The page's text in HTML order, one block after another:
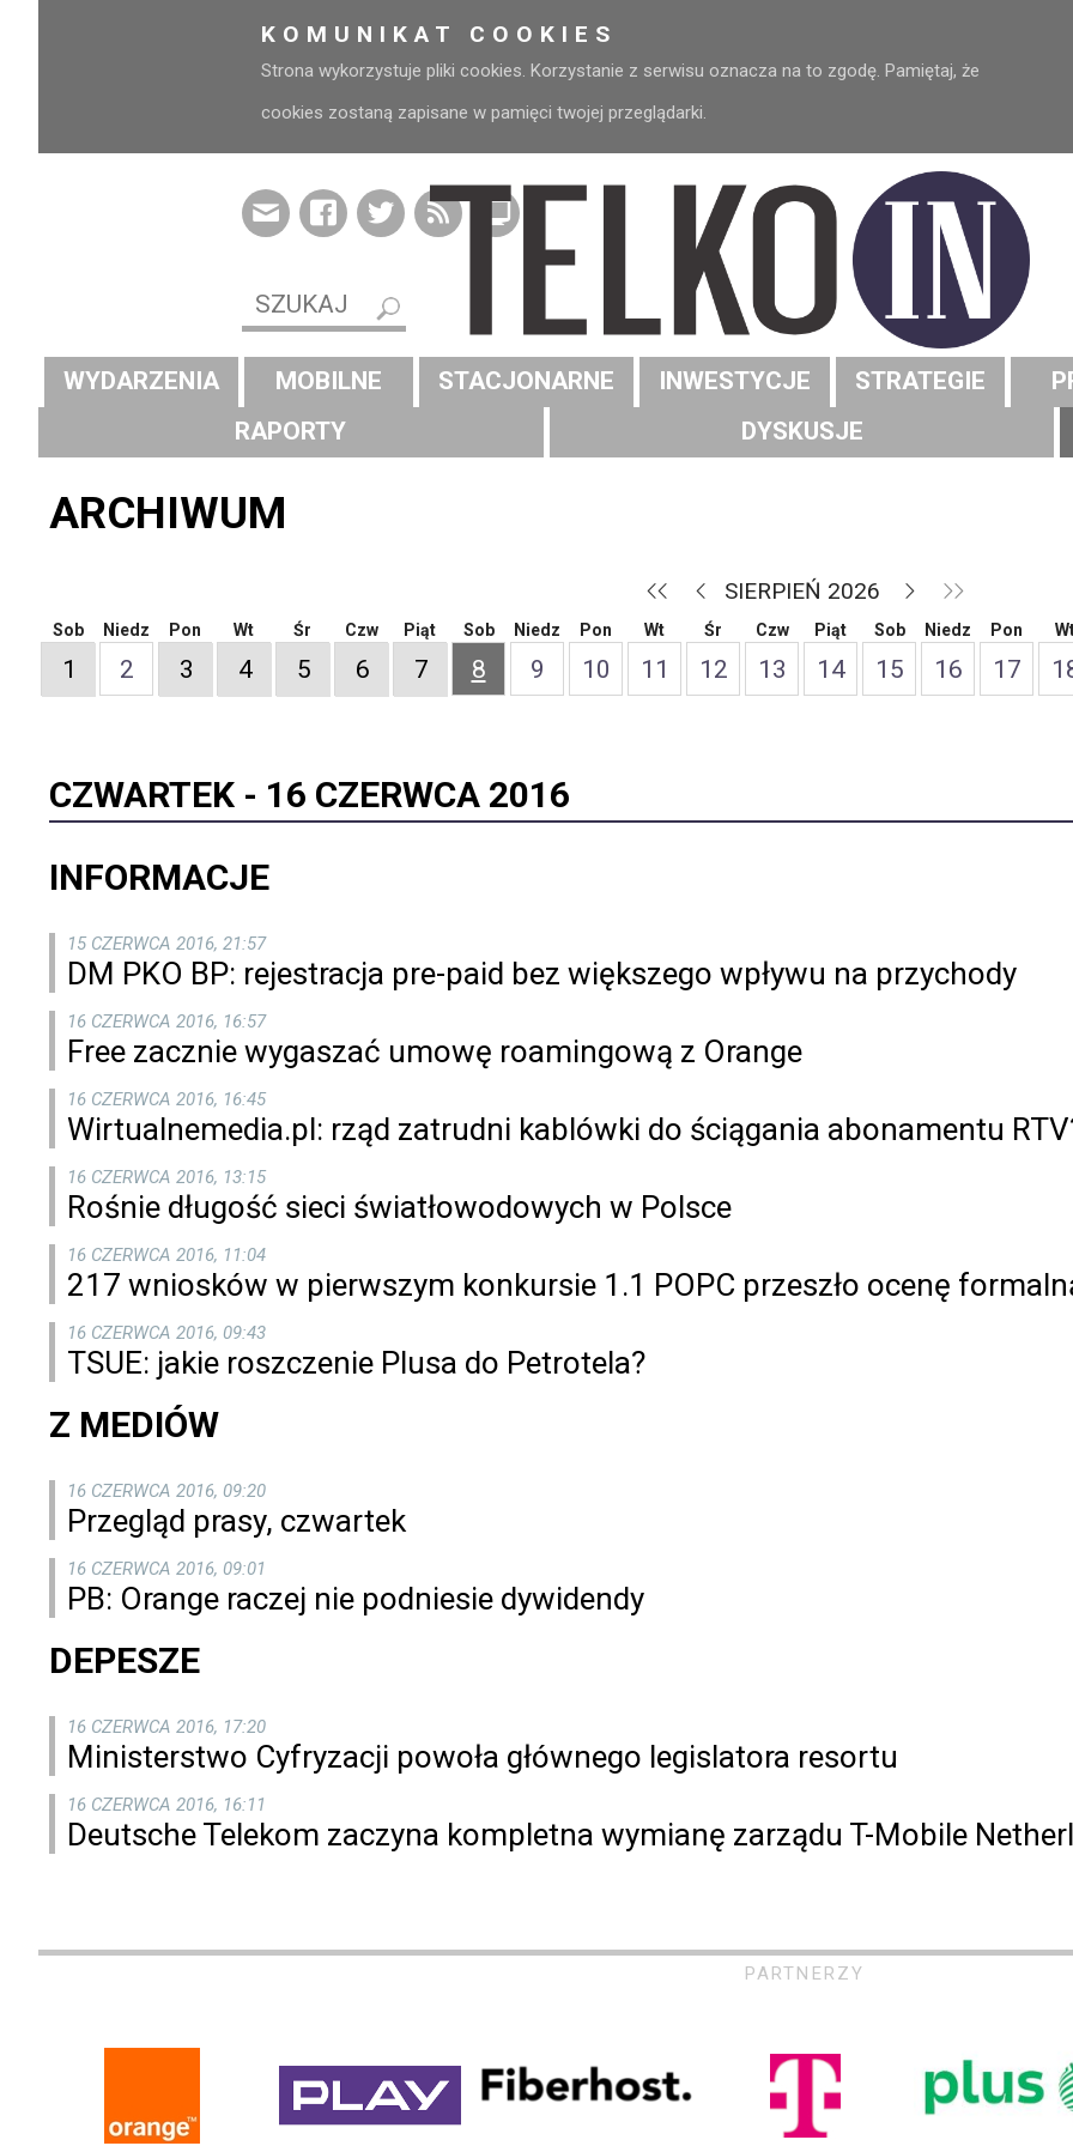
KOMUNIKAT COOKIES
Strona wykorzystuje pliki cookies. Korzystanie z serwisu oznacza na to zgodę. Pamiętaj, że
cookies zostaną zapisane w pamięci twojej przeglądarki.
WYDARZENIA MOBILNE STACJONARNE INWESTYCJE STRATEGIE
RAPORTY
DYSKUSJE
ARCHIWUM
SIERPIEŃ 2026
Sob
1
Niedz
2
Pon
3
Wt
4
Śr
5
Czw
6
Piąt
7
Sob
8
Niedz
9
Pon
10
Wt
11
Śr
12
Czw
13
Piąt
14
Sob
15
Niedz
16
Pon
17
CZWARTEK - 16 CZERWCA 2016
INFORMACJE
15 CZERWCA 2016, 21:57
DM PKO BP: rejestracja pre-paid bez większego wpływu na przychody
16 CZERWCA 2016, 16:57
Free zacznie wygaszać umowę roamingową z Orange
16 CZERWCA 2016, 16:45
Wirtualnemedia.pl: rząd zatrudni kablówki do ściągania abonamentu
16 CZERWCA 2016, 13:15
Rośnie długość sieci światłowodowych w Polsce
16 CZERWCA 2016, 11:04
217 wniosków w pierwszym konkursie 1.1 POPC przeszło ocenę
16 CZERWCA 2016, 09:43
TSUE: jakie roszczenie Plusa do Petrotela?
Z MEDIÓW
16 CZERWCA 2016, 09:20
Przegląd prasy, czwartek
16 CZERWCA 2016, 09:01
PB: Orange raczej nie podniesie dywidendy
DEPESZE
16 CZERWCA 2016, 17:20
Ministerstwo Cyfryzacji powoła głównego legislatora resortu
16 CZERWCA 2016, 16:11
Deutsche Telekom zaczyna kompletna wymianę zarządu T-Mobile
PARTNERZY